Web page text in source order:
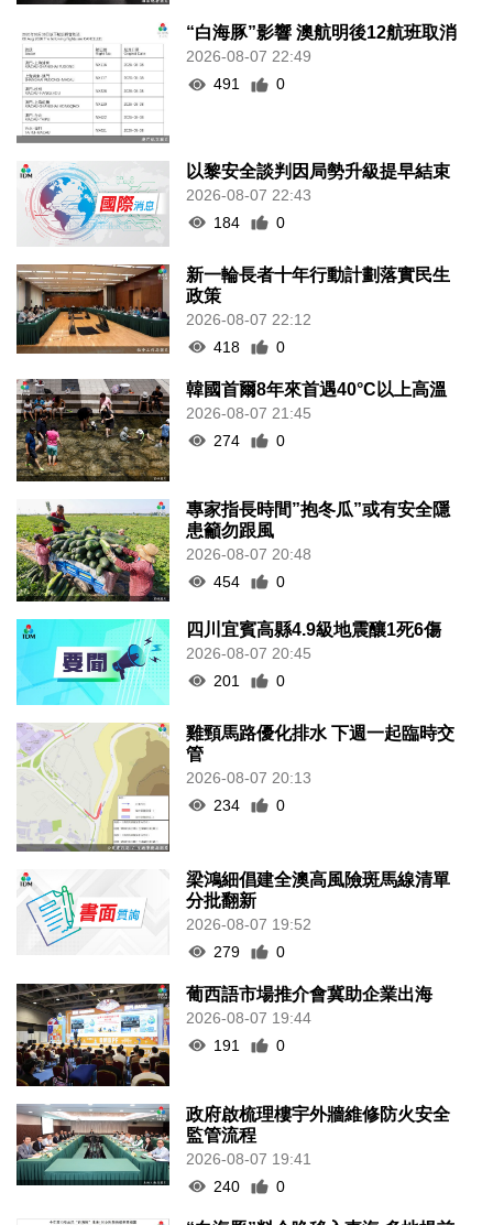
“白海豚”影響 澳航明後12航班取消
2026-08-07 22:49
491
0
以黎安全談判因局勢升級提早結束
2026-08-07 22:43
184
0
新一輪長者十年行動計劃落實民生
政策
2026-08-07 22:12
418
0
韓國首爾8年來首遇40°C以上高溫
2026-08-07 21:45
274
0
專家指長時間”抱冬瓜”或有安全隱
患籲勿跟風
2026-08-07 20:48
454
0
四川宜賓高縣4.9級地震釀1死6傷
2026-08-07 20:45
201
0
雞頸馬路優化排水 下週一起臨時交
管
2026-08-07 20:13
234
0
梁鴻細倡建全澳高風險斑馬線清單
分批翻新
2026-08-07 19:52
279
0
葡西語市場推介會冀助企業出海
2026-08-07 19:44
191
0
政府啟梳理樓宇外牆維修防火安全
監管流程
2026-08-07 19:41
240
0